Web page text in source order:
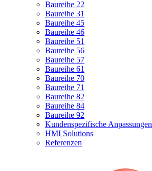
Baureihe 22
Baureihe 31
Baureihe 45
Baureihe 46
Baureihe 51
Baureihe 56
Baureihe 57
Baureihe 61
Baureihe 70
Baureihe 71
Baureihe 82
Baureihe 84
Baureihe 92
Kundenspezifische Anpassungen
HMI Solutions
Referenzen